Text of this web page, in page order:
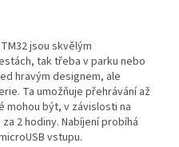
jsou skvělým
tak třeba v parku nebo
hravým designem, ale
Ta umožňuje přehrávání až
mohou být, v závislosti na
2 hodiny. Nabíjení probíhá
vstupu.